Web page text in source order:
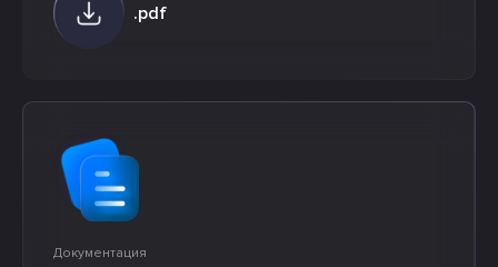
.pdf
Документация